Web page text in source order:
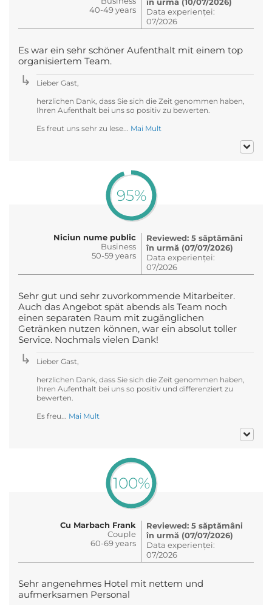
40-49 years
Data experienței:
07/2026
Es war ein sehr schöner Aufenthalt mit einem top
organisiertem Team.
Lieber Gast,
herzlichen Dank, dass Sie sich die Zeit genommen haben,
Ihren Aufenthalt bei uns so positiv zu bewerten.
Es freut uns sehr zu lese... Mai Mult
95%
Niciun nume public
Business
50-59 years
Reviewed: 5 săptămâni
în urmă (07/07/2026)
Data experienței:
07/2026
Sehr gut und sehr zuvorkommende Mitarbeiter.
Auch das Angebot spät abends als Team noch
einen separaten Raum mit zugänglichen
Getränken nutzen können, war ein absolut toller
Service. Nochmals vielen Dank!
Lieber Gast,
herzlichen Dank, dass Sie sich die Zeit genommen haben,
Ihren Aufenthalt bei uns so positiv und differenziert zu
bewerten.
Es freu... Mai Mult
100%
Cu Marbach Frank
Couple
60-69 years
Reviewed: 5 săptămâni
în urmă (07/07/2026)
Data experienței:
07/2026
Sehr angenehmes Hotel mit nettem und
aufmerksamen Personal